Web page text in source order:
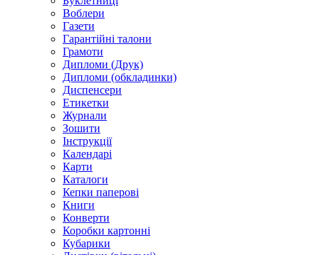
Воблери
Газети
Гарантійні талони
Грамоти
Дипломи (Друк)
Дипломи (обкладинки)
Диспенсери
Етикетки
Журнали
Зошити
Інструкції
Календарі
Карти
Каталоги
Кепки паперові
Книги
Конверти
Коробки картонні
Кубарики